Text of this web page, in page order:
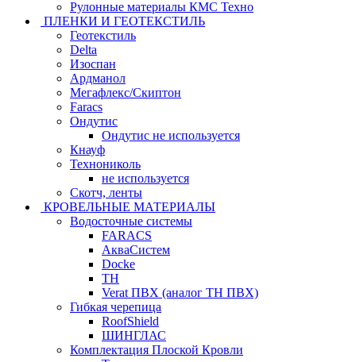
Рулонные материалы КМС Техно
ПЛЕНКИ И ГЕОТЕКСТИЛЬ
Геотекстиль
Delta
Изоспан
Ардманол
Мегафлекс/Скиптон
Faracs
Ондутис
Ондутис не используется
Кнауф
Технониколь
не используется
Скотч, ленты
КРОВЕЛЬНЫЕ МАТЕРИАЛЫ
Водосточные системы
FARACS
АкваСистем
Docke
ТН
Verat ПВХ (аналог ТН ПВХ)
Гибкая черепица
RoofShield
ШИНГЛАС
Комплектация Плоской Кровли